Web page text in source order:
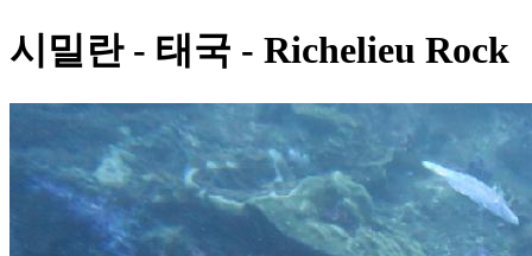
시밀란 - 태국 - Richelieu Rock